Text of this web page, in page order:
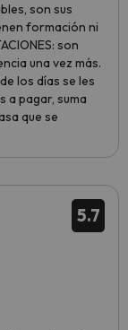
son sus
formación ni
son
una vez más.
los días se les
a pagar, suma
que se
5.7